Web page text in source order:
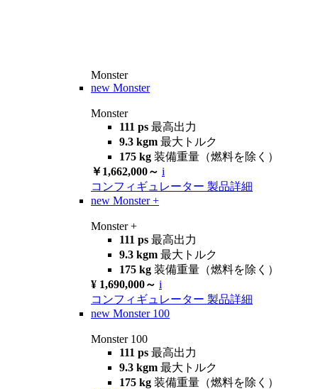
Monster
new Monster
Monster
111 ps 最高出力
9.3 kgm 最大トルク
175 kg 装備重量（燃料を除く）
￥1,662,000～ i
コンフィギュレーター 製品詳細
new Monster +
Monster +
111 ps 最高出力
9.3 kgm 最大トルク
175 kg 装備重量（燃料を除く）
¥ 1,690,000～ i
コンフィギュレーター 製品詳細
new Monster 100
Monster 100
111 ps 最高出力
9.3 kgm 最大トルク
175 kg 装備重量（燃料を除く）